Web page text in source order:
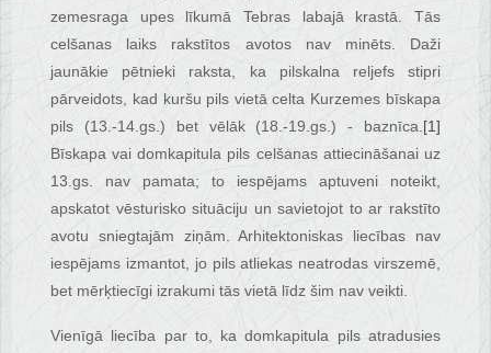
zemesraga upes līkumā Tebras labajā krastā. Tās
celšanas laiks rakstītos avotos nav minēts. Daži
jaunākie pētnieki raksta, ka pilskalna reljefs stipri
pārveidots, kad kuršu pils vietā celta Kurzemes bīskapa
pils (13.-14.gs.) bet vēlāk (18.-19.gs.) - baznīca.[1]
Bīskapa vai domkapitula pils celšanas attiecināšanai uz
13.gs. nav pamata; to iespējams aptuveni noteikt,
apskatot vēsturisko situāciju un savietojot to ar rakstīto
avotu sniegtajām ziņām. Arhitektoniskas liecības nav
iespējams izmantot, jo pils atliekas neatrodas virszemē,
bet mērķtiecīgi izrakumi tās vietā līdz šim nav veikti.
Vienīgā liecība par to, ka domkapitula pils atradusies